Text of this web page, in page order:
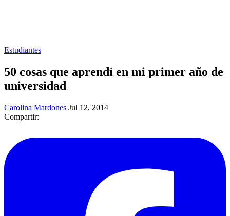
Estudiantes
50 cosas que aprendí en mi primer año de
universidad
Carolina Mardones Jul 12, 2014
Compartir: